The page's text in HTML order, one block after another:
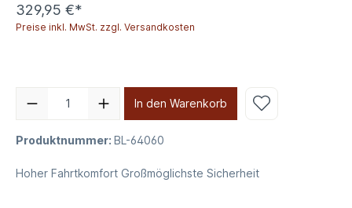
329,95 €*
Preise inkl. MwSt. zzgl. Versandkosten
In den Warenkorb
Produktnummer: BL-64060
Hoher Fahrtkomfort Großmöglichste Sicherheit